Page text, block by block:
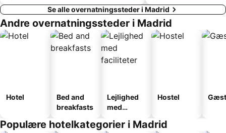
Se alle overnatningssteder i Madrid
Andre overnatningssteder i Madrid
Hotel
Bed and
breakfasts
Lejlighed
med
Hostel
Populære hotelkategorier i Madrid